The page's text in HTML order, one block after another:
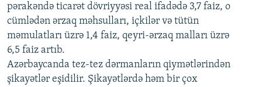
pərakəndə ticarət dövriyyəsi real ifadədə 3,7 faiz, o
cümlədən ərzaq məhsulları, içkilər və tütün
məmulatları üzrə 1,4 faiz, qeyri-ərzaq malları üzrə
6,5 faiz artıb.
Azərbaycanda tez-tez dərmanların qiymətlərindən
şikayətlər eşidilir. Şikayətlərdə həm bir çox